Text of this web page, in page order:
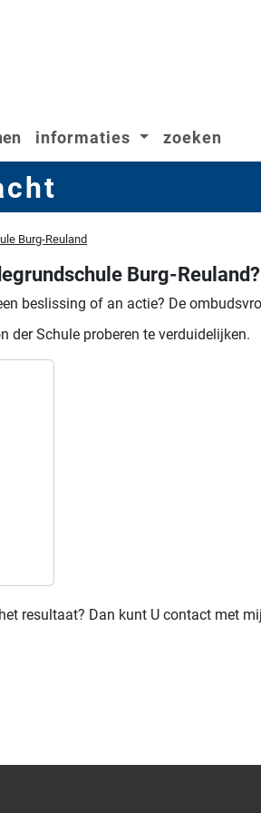
informaties zoeken
Burg-Reuland
Burg-Reuland?
beslissing of an actie? De
der Schule proberen te verduidelijken.
resultaat? Dan kunt U contact met